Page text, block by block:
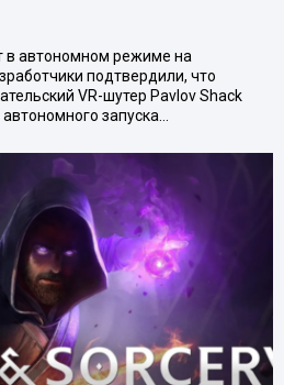
в автономном режиме на
подтвердили, что
VR-шутер Pavlov Shack
запуска…